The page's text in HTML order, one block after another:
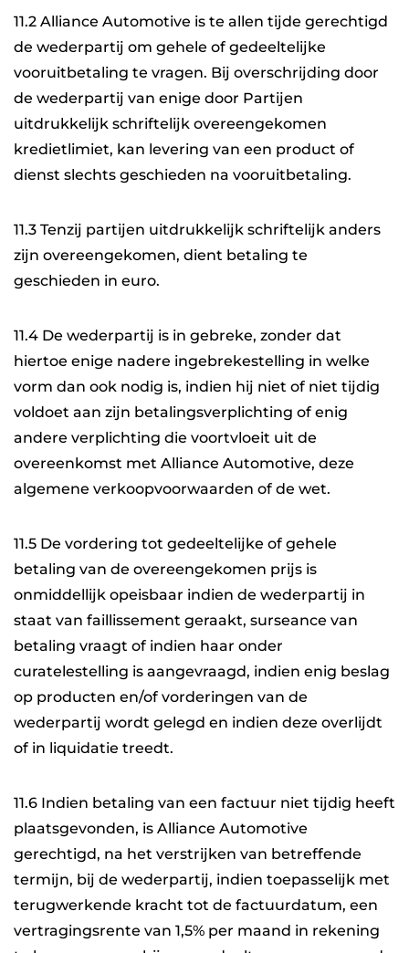
11.2 Alliance Automotive is te allen tijde gerechtigd
de wederpartij om gehele of gedeeltelijke
vooruitbetaling te vragen. Bij overschrijding door
de wederpartij van enige door Partijen
uitdrukkelijk schriftelijk overeengekomen
kredietlimiet, kan levering van een product of
dienst slechts geschieden na vooruitbetaling.
11.3 Tenzij partijen uitdrukkelijk schriftelijk anders
zijn overeengekomen, dient betaling te
geschieden in euro.
11.4 De wederpartij is in gebreke, zonder dat
hiertoe enige nadere ingebrekestelling in welke
vorm dan ook nodig is, indien hij niet of niet tijdig
voldoet aan zijn betalingsverplichting of enig
andere verplichting die voortvloeit uit de
overeenkomst met Alliance Automotive, deze
algemene verkoopvoorwaarden of de wet.
11.5 De vordering tot gedeeltelijke of gehele
betaling van de overeengekomen prijs is
onmiddellijk opeisbaar indien de wederpartij in
staat van faillissement geraakt, surseance van
betaling vraagt of indien haar onder
curatelestelling is aangevraagd, indien enig beslag
op producten en/of vorderingen van de
wederpartij wordt gelegd en indien deze overlijdt
of in liquidatie treedt.
11.6 Indien betaling van een factuur niet tijdig heeft
plaatsgevonden, is Alliance Automotive
gerechtigd, na het verstrijken van betreffende
termijn, bij de wederpartij, indien toepasselijk met
terugwerkende kracht tot de factuurdatum, een
vertragingsrente van 1,5% per maand in rekening